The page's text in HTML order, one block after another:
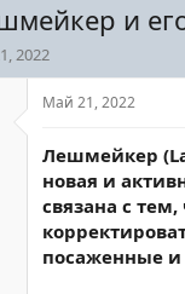
и
2022
Май 21, 2022
Лешмейкер
новая и
связана с
посаженные и